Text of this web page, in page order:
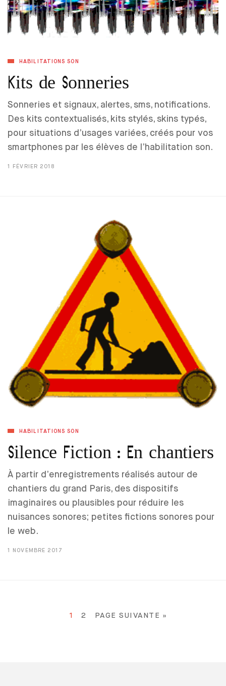
HABILITATIONS SON
Kits de Sonneries
Sonneries et signaux, alertes, sms, notifications.
Des kits contextualisés, kits stylés, skins typés,
pour situations d’usages variées, créés pour vos
smartphones par les élèves de l’habilitation son.
1 FÉVRIER 2018
HABILITATIONS SON
Silence Fiction : En chantiers
À partir d’enregistrements réalisés autour de
chantiers du grand Paris, des dispositifs
imaginaires ou plausibles pour réduire les
nuisances sonores; petites fictions sonores pour
le web.
1 NOVEMBRE 2017
1 2 PAGE SUIVANTE »